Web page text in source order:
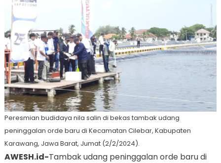
Peresmian budidaya nila salin di bekas tambak udang
peninggalan orde baru di Kecamatan Cilebar, Kabupaten
Karawang, Jawa Barat, Jumat (2/2/2024).
AWESH.id-Tambak udang peninggalan orde baru di